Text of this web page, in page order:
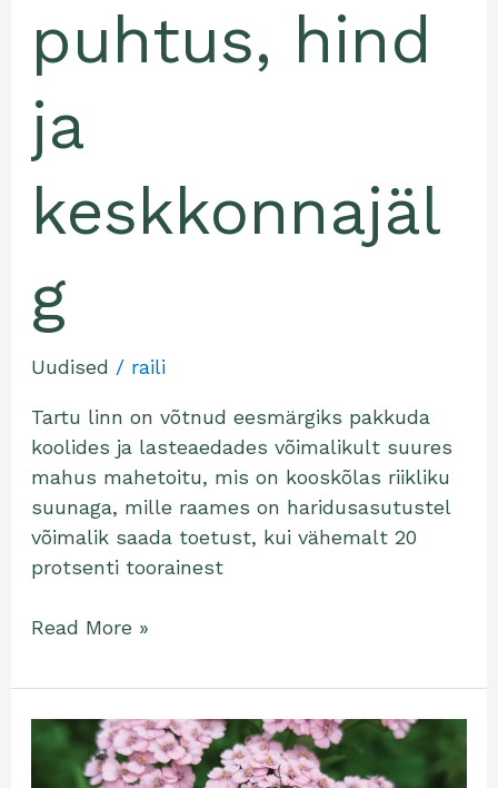
puhtus, hind
ja
keskkonnajäl
g
Uudised / raili
Tartu linn on võtnud eesmärgiks pakkuda
koolides ja lasteaedades võimalikult suures
mahus mahetoitu, mis on kooskõlas riikliku
suunaga, mille raames on haridusasutustel
võimalik saada toetust, kui vähemalt 20
protsenti toorainest
Read More »
Teaduselt
mahepõllumajandusele